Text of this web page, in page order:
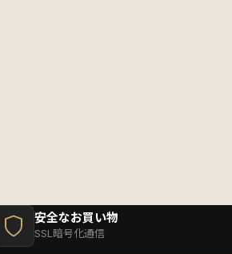
安全なお買い物
SSL暗号化通信